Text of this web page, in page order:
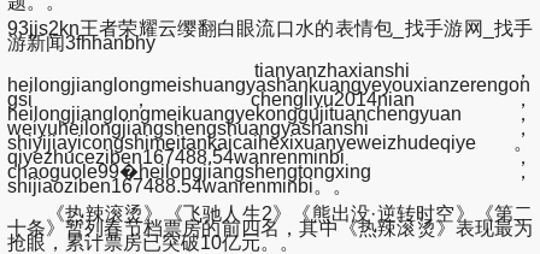
93jjs2kn王者荣耀云缨翻白眼流口水的表情包_找手游网_找手
游新闻3fhhanbhy
tianyanzhaxianshi，
heilongjianglongmeishuangyashankuangyeyouxianzerengon
gsi，chengliyu2014nian，
heilongjianglongmeikuangyekonggujituanchengyuan，
weiyuheilongjiangshengshuangyashanshi，
shiyijiayicongshimeitankaicaihexixuanyeweizhudeqiye。
qiyezhuceziben167488.54wanrenminbi，
chaoguole99�heilongjiangshengtongxing，
shijiaoziben167488.54wanrenminbi。。
《热辣滚烫》《飞驰人生2》《熊出没·逆转时空》《第二
十条》暂列春节档票房的前四名，其中《热辣滚烫》表现最为
抢眼，累计票房已突破10亿元。。